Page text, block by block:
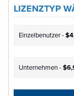
LIZENZTYP
Einzelbenutzer -
Unternehmen -